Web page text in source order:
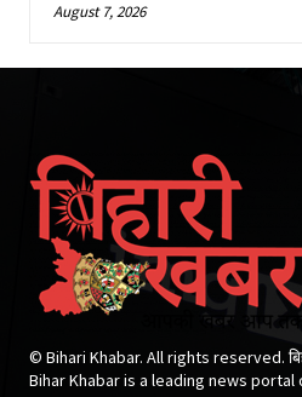
August 7, 2026
© Bihari Khabar. All rights reserved.
Bihar Khabar is a leading news